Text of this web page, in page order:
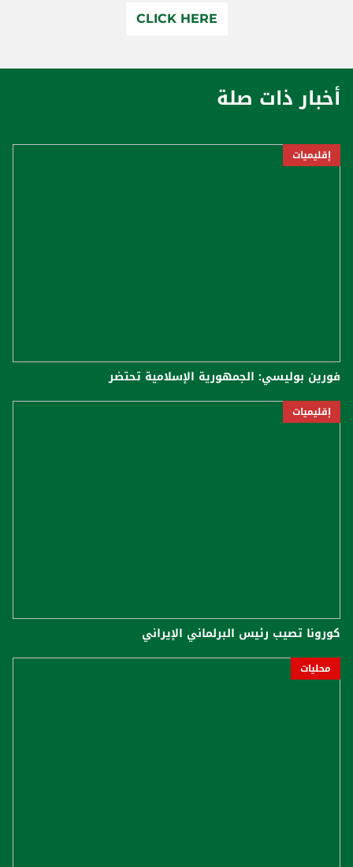
CLICK HERE
أخبار ذات صلة
إقليميات
فورين بوليسي: الجمهورية الإسلامية تحتضر
إقليميات
كورونا تصيب رئيس البرلماني الإيراني
محليات